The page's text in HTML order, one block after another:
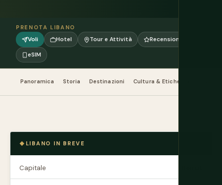
PRENOTA LIBANO
Voli Hotel Tour e Attività
Recensioni
eSIM
Panoramica Storia Destinazioni Cultura & Etichetta
LIBANO IN BREVE
Capitale